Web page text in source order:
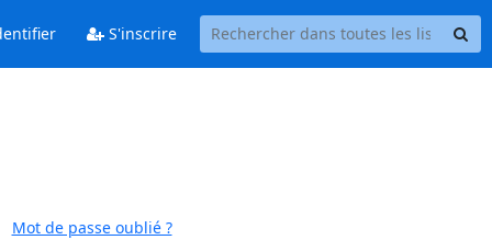
S'inscrire
Mot de passe oublié ?